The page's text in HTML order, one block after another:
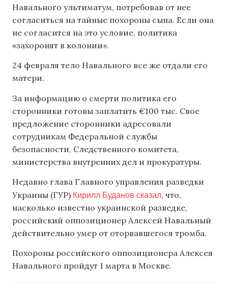
Навального ультиматум, потребовав от нее
согласиться на тайные похороны сына. Если она
не согласится на это условие, политика
«захоронят в колонии».
24 февраля тело Навального все же отдали его
матери.
За информацию о смерти политика его
сторонники готовы заплатить €100 тыс. Свое
предложение сторонники адресовали
сотрудникам Федеральной службы
безопасности, Следственного комитета,
министерства внутренних дел и прокуратуры.
Недавно глава Главного управления разведки
Украины (ГУР) Кирилл Буданов сказал, что,
насколько известно украинской разведке,
российский оппозиционер Алексей Навальный
действительно умер от оторвавшегося тромба.
Похороны российского оппозиционера Алексея
Навального пройдут 1 марта в Москве.